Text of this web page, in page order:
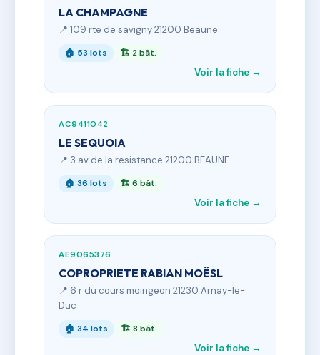
LA CHAMPAGNE
📍 109 rte de savigny 21200 Beaune
🏠 53 lots 🏗 2 bât.
Voir la fiche →
AC9411042
LE SEQUOIA
📍 3 av de la resistance 21200 BEAUNE
🏠 36 lots 🏗 6 bât.
Voir la fiche →
AE9065376
COPROPRIETE RABIAN MOËSL
📍 6 r du cours moingeon 21230 Arnay-le-
Duc
🏠 34 lots 🏗 8 bât.
Voir la fiche →